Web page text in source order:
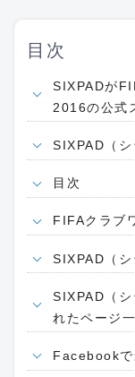
目次
SIXPADが
2016の公式
SIXPAD（
目次
FIFAクラブ
SIXPAD（シ
SIXPAD（シ
れたページ一
Facebookで